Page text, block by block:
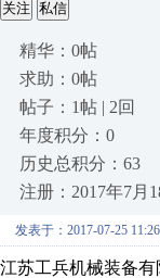
关注 私信
精华：0帖
求助：0帖
帖子：1帖 | 2回
年度积分：0
历史总积分：63
注册：2017年7月
发表于：2017-07-25
江苏工兵机械装备